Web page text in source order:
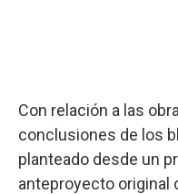
Con relación a las
conclusiones de los
planteado desde un
anteproyecto original